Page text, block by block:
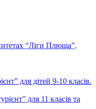
“Ліги Плюща”,
для дітей 9-10 класів.
для 11 класів та